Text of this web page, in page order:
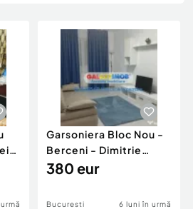
profesionale
Garsoniera Bloc Nou -
Berceni - Dimitrie
Leonida
380 eur
Bucuresti 6 luni în urmă